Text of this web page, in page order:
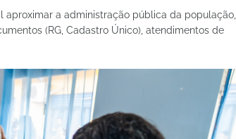
a administração pública da população,
(RG, Cadastro Único), atendimentos de